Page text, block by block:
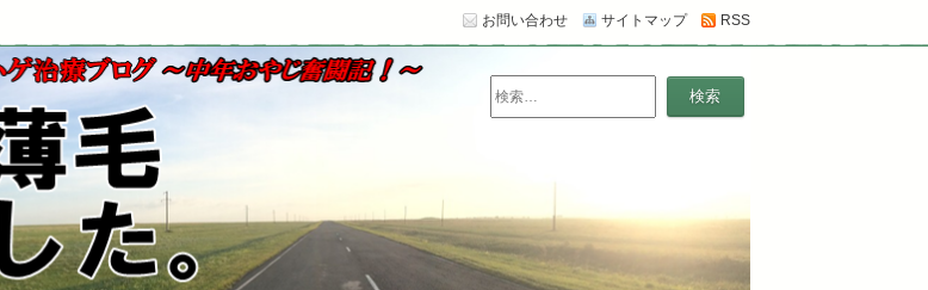
お問い合わせ サイトマップ RSS
年おやじ奮闘記
？実際に私が治療していったことをまとめています。【追記】スカスカだった薄毛がほぼ治
検
索: